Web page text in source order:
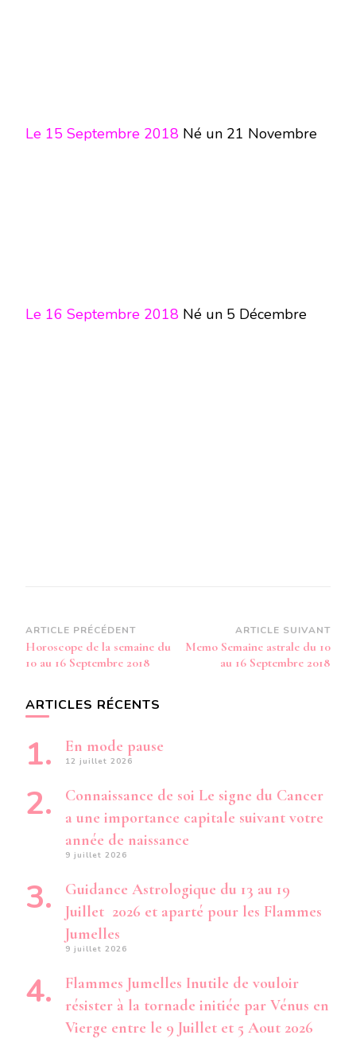
Le 15 Septembre 2018 Né un 21 Novembre
Le 16 Septembre 2018 Né un 5 Décembre
Navigation
d’article
ARTICLE PRÉCÉDENT
Horoscope de la semaine du
10 au 16 Septembre 2018
ARTICLE SUIVANT
Memo Semaine astrale du 10
au 16 Septembre 2018
ARTICLES RÉCENTS
En mode pause
12 juillet 2026
Connaissance de soi Le signe du Cancer
a une importance capitale suivant votre
année de naissance
9 juillet 2026
Guidance Astrologique du 13 au 19
Juillet 2026 et aparté pour les Flammes
Jumelles
9 juillet 2026
Flammes Jumelles Inutile de vouloir
résister à la tornade initiée par Vénus en
Vierge entre le 9 Juillet et 5 Aout 2026